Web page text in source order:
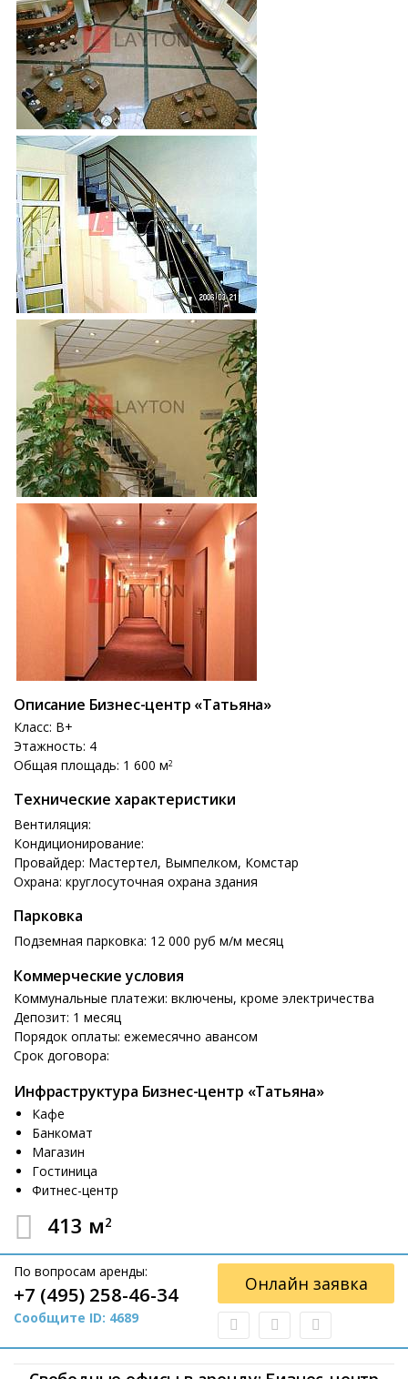
Описание Бизнес-центр «Татьяна»
Класс: B+
Этажность: 4
Общая площадь: 1 600 м2
Технические характеристики
Вентиляция:
Кондиционирование:
Провайдер: Мастертел, Вымпелком, Комстар
Охрана: круглосуточная охрана здания
Парковка
Подземная парковка: 12 000 руб м/м месяц
Коммерческие условия
Коммунальные платежи: включены, кроме электричества
Депозит: 1 месяц
Порядок оплаты: ежемесячно авансом
Срок договора:
Инфраструктура Бизнес-центр «Татьяна»
Кафе
Банкомат
Магазин
Гостиница
Фитнес-центр
413 м2
По вопросам аренды:
+7 (495) 258-46-34
Сообщите ID: 4689
Онлайн заявка